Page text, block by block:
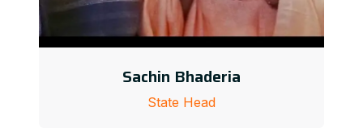
Sachin Bhaderia
State Head